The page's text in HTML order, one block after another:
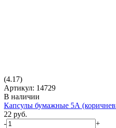
(4.17)
Артикул: 14729
В наличии
Капсулы бумажные 5А
22 руб.
-
+